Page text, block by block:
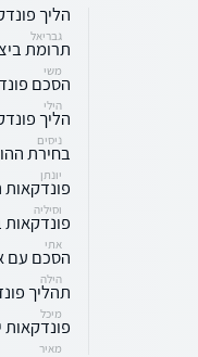
הליך
גבריאל
תרומת
משי
הסכם
הילי
הליך
ניסים
בחירת
יונתן
וסיליה
פונדקאות
אתי
הסכם עם
הילה
תהליך
מיכל
מאיר